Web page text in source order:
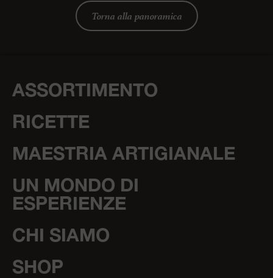
Torna alla panoramica
ASSORTIMENTO
RICETTE
MAESTRIA ARTIGIANALE
UN MONDO DI
ESPERIENZE
CHI SIAMO
SHOP